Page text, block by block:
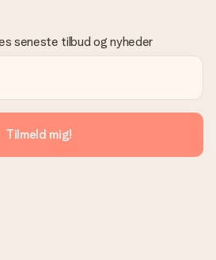
seneste tilbud og nyheder
Tilmeld mig!